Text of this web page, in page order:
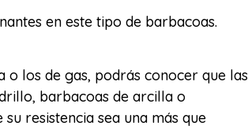
en este tipo de barbacoas.
los de gas, podrás conocer que las
barbacoas de arcilla o
resistencia sea una más que